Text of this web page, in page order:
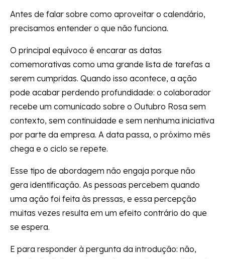
Antes de falar sobre como aproveitar o calendário,
precisamos entender o que não funciona.
O principal equívoco é encarar as datas
comemorativas como uma grande lista de tarefas a
serem cumpridas. Quando isso acontece, a ação
pode acabar perdendo profundidade: o colaborador
recebe um comunicado sobre o Outubro Rosa sem
contexto, sem continuidade e sem nenhuma iniciativa
por parte da empresa. A data passa, o próximo mês
chega e o ciclo se repete.
Esse tipo de abordagem não engaja porque não
gera identificação. As pessoas percebem quando
uma ação foi feita às pressas, e essa percepção
muitas vezes resulta em um efeito contrário do que
se espera.
E para responder à pergunta da introdução: não,